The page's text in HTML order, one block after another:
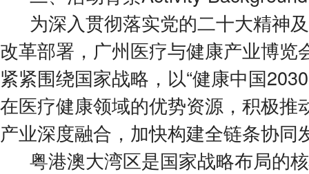
为深入贯彻落实党的二十大精神
改革部署，广州医疗与健康产业博览
紧紧围绕国家战略，以“健康中国
在医疗健康领域的优势资源，积极推
产业深度融合，加快构建全链条协同
粤港澳大湾区是国家战略布局的